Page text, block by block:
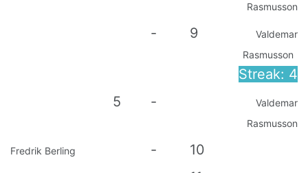
Rasmusson
- 9
Valdemar
Rasmusson
Streak: 4
5
-
Valdemar
Rasmusson
Fredrik Berling -
10